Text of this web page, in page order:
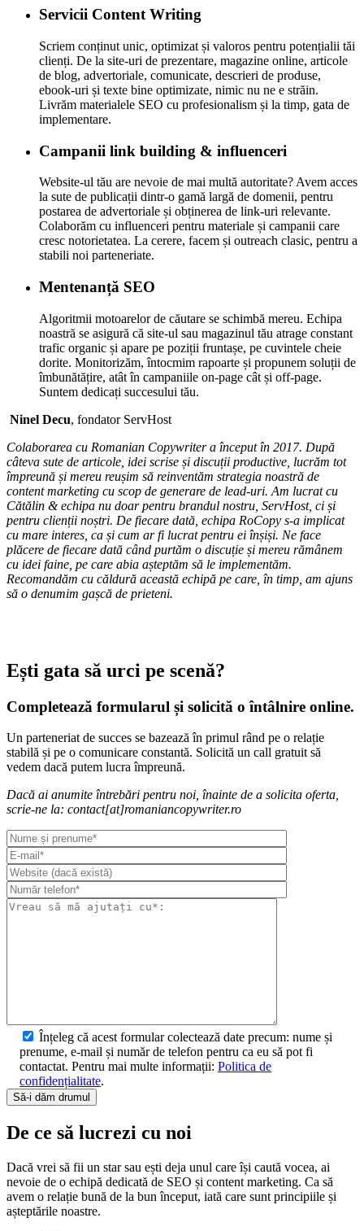
Servicii Content Writing
Scriem conținut unic, optimizat și valoros pentru potențialii tăi
clienți. De la site-uri de prezentare, magazine online, articole
de blog, advertoriale, comunicate, descrieri de produse,
ebook-uri și texte bine optimizate, nimic nu ne e străin.
Livrăm materialele SEO cu profesionalism și la timp, gata de
implementare.
Campanii link building & influenceri
Website-ul tău are nevoie de mai multă autoritate? Avem acces
la sute de publicații dintr-o gamă largă de domenii, pentru
postarea de advertoriale și obținerea de link-uri relevante.
Colaborăm cu influenceri pentru materiale și campanii care
cresc notorietatea. La cerere, facem și outreach clasic, pentru a
stabili noi parteneriate.
Mentenanță SEO
Algoritmii motoarelor de căutare se schimbă mereu. Echipa
noastră se asigură că site-ul sau magazinul tău atrage constant
trafic organic și apare pe poziții fruntașe, pe cuvintele cheie
dorite. Monitorizăm, întocmim rapoarte și propunem soluții de
îmbunătățire, atât în campaniile on-page cât și off-page.
Suntem dedicați succesului tău.
Ninel Decu, fondator ServHost
Colaborarea cu Romanian Copywriter a început în 2017. După
câteva sute de articole, idei scrise și discuții productive, lucrăm tot
împreună și mereu reușim să reinventăm strategia noastră de
content marketing cu scop de generare de lead-uri. Am lucrat cu
Cătălin & echipa nu doar pentru brandul nostru, ServHost, ci și
pentru clienții noștri. De fiecare dată, echipa RoCopy s-a implicat
cu mare interes, ca și cum ar fi lucrat pentru ei înșiși. Ne face
plăcere de fiecare dată când purtăm o discuție și mereu rămânem
cu idei faine, pe care abia așteptăm să le implementăm.
Recomandăm cu căldură această echipă pe care, în timp, am ajuns
să o denumim gașcă de prieteni.
Ești gata să urci pe scenă?
Completează formularul și solicită o întâlnire online.
Un parteneriat de succes se bazează în primul rând pe o relație
stabilă și pe o comunicare constantă. Solicită un call gratuit să
vedem dacă putem lucra împreună.
Dacă ai anumite întrebări pentru noi, înainte de a solicita oferta,
scrie-ne la: contact[at]romaniancopywriter.ro
Înțeleg că acest formular colectează date precum: nume și
prenume, e-mail și număr de telefon pentru ca eu să pot fi
contactat. Pentru mai multe informații: Politica de
confidențialitate.
De ce să lucrezi cu noi
Dacă vrei să fii un star sau ești deja unul care își caută vocea, ai
nevoie de o echipă dedicată de SEO și content marketing. Ca să
avem o relație bună de la bun început, iată care sunt principiile și
așteptările noastre.